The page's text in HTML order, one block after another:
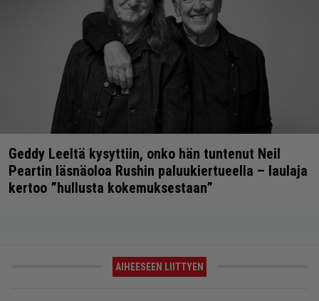
Geddy Leeltä kysyttiin, onko hän tuntenut Neil
Peartin läsnäoloa Rushin paluukiertueella – laulaja
kertoo ”hullusta kokemuksestaan”
AIHEESEEN LIITTYEN